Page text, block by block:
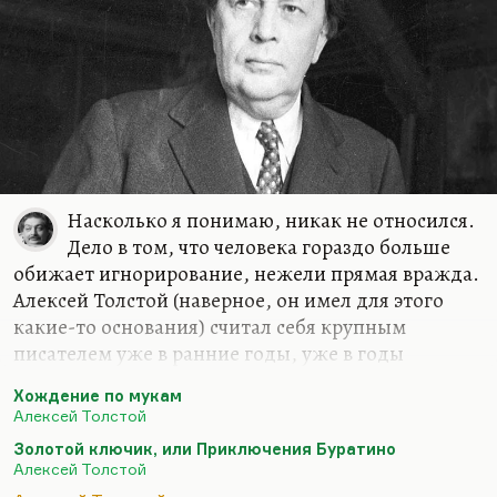
это было для него, я думаю, в первое время
мощным стимулом, а потом это его погубило.
Мне совсем не нравится «Петр Первый». Мне
кажется, это скучный роман, и главное, что это
роман и…
Насколько я понимаю, никак не относился.
Дело в том, что человека гораздо больше
обижает игнорирование, нежели прямая вражда.
Алексей Толстой (наверное, он имел для этого
какие-то основания) считал себя крупным
писателем уже в ранние годы, уже в годы
то засветился тогда в литературе только
истории с обезьяньим хвостом, которая так
Хождение по мукам
Алексей Толстой
Золотой ключик, или Приключения Буратино
Алексей Толстой